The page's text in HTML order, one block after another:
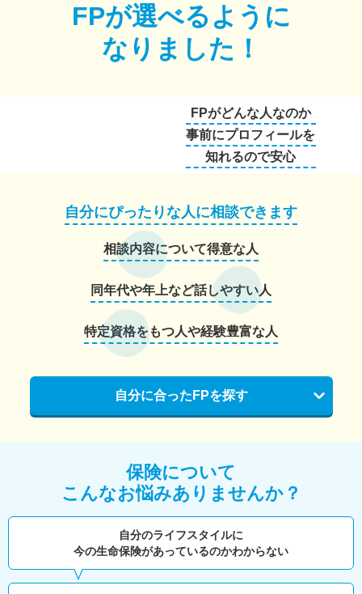
FPが選べるように
なりました！
FPがどんな人なのか
事前にプロフィールを
知れるので安心
自分にぴったりな人に相談できます
相談内容について得意な人
同年代や年上など話しやすい人
特定資格をもつ人や経験豊富な人
自分に合ったFPを探す
保険について
こんなお悩みありませんか？
自分のライフスタイルに
今の生命保険があっているのかわからない